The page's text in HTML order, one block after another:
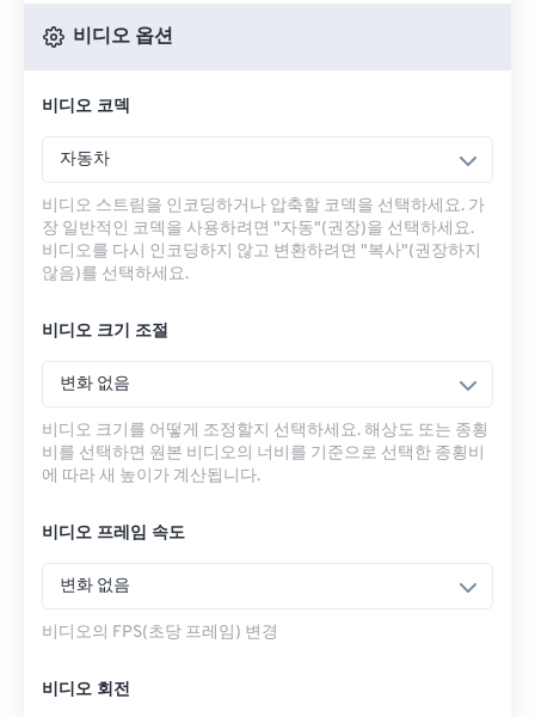
비디오 옵션
비디오 코덱
자동차
비디오 스트림을 인코딩하거나 압축할 코덱을 선택하세요. 가
장 일반적인 코덱을 사용하려면 "자동"(권장)을 선택하세요.
비디오를 다시 인코딩하지 않고 변환하려면 "복사"(권장하지
않음)를 선택하세요.
비디오 크기 조절
변화 없음
비디오 크기를 어떻게 조정할지 선택하세요. 해상도 또는 종횡
비를 선택하면 원본 비디오의 너비를 기준으로 선택한 종횡비
에 따라 새 높이가 계산됩니다.
비디오 프레임 속도
변화 없음
비디오의 FPS(초당 프레임) 변경
비디오 회전